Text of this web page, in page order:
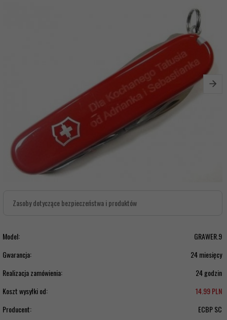
Zasoby dotyczące bezpieczeństwa i produktów
Model:
GRAWER.9
Gwarancja:
24 miesięcy
Realizacja zamówienia:
24 godzin
Koszt wysyłki od:
14.99 PLN
Producent:
ECBP SC